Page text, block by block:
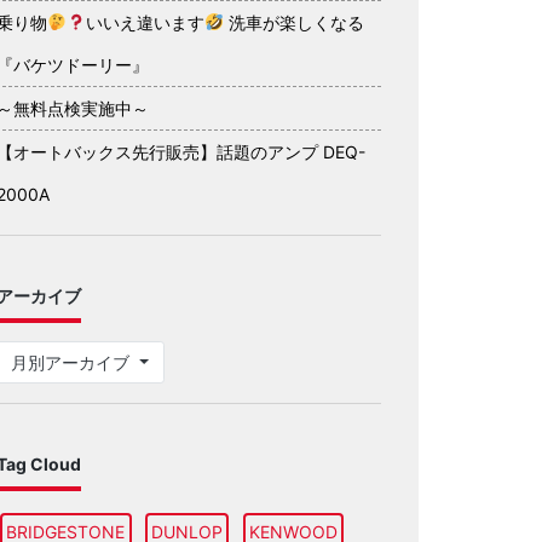
り物 いいえ違います 洗車が楽しくなる
バケツドーリー』
無料点検実施中～
オートバックス先行販売】話題のアンプ DEQ-
ーカイブ
月別アーカイブ
Cloud
BRIDGESTONE DUNLOP KENWOOD